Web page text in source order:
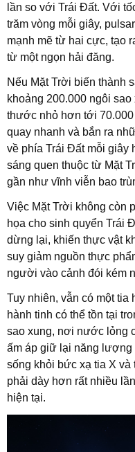
lần so với Trái Đất. Với
trăm vòng mỗi giây,
mạnh mẽ từ hai cực, tạo
từ một ngọn hải đăng.
Nếu Mặt Trời biến thành
khoảng 200.000 ngôi
thước nhỏ hơn tới
quay nhanh và bắn ra
về phía Trái Đất mỗi giây
sáng quen thuộc từ Mặt
gần như vĩnh viễn bao
Việc Mặt Trời không còn
họa cho sinh quyển Trái
dừng lại, khiến thực vật
suy giảm nguồn thực
người vào cảnh đói kém
Tuy nhiên, vẫn có một tia
hành tinh có thể tồn tại
sao xung, nơi nước lỏng
ấm áp giữ lại năng
sống khỏi bức xạ tia X và
phải dày hơn rất nhiều
hiện tại.